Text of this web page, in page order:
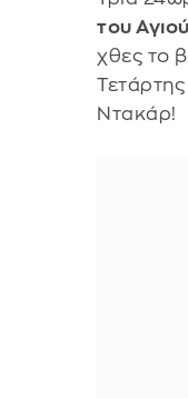
του
χθες το
Ντακάρ!